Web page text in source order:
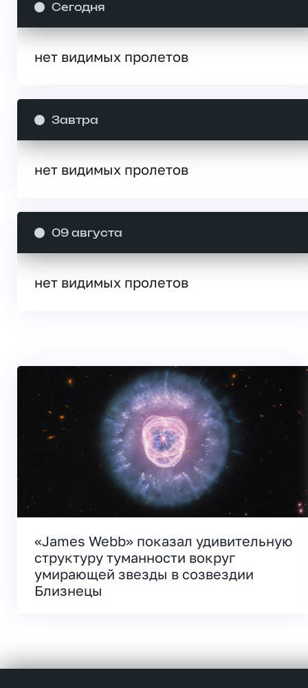
Сегодня
нет видимых пролетов
Завтра
нет видимых пролетов
09 августа
нет видимых пролетов
«James Webb» показал удивительную
структуру туманности вокруг
умирающей звезды в созвездии
Близнецы